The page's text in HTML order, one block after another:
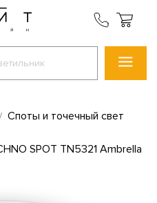
Споты и точечный свет
SPOT TN5321 Ambrella